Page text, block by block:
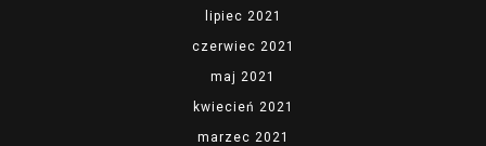
lipiec 2021
czerwiec 2021
maj 2021
kwiecień 2021
marzec 2021